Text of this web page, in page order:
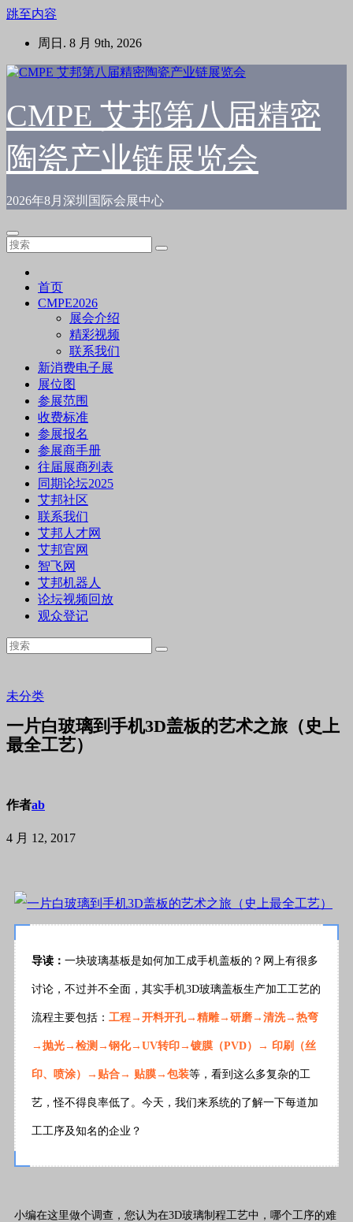
跳至内容
周日. 8 月 9th, 2026
CMPE 艾邦第八届精密
陶瓷产业链展览会
2026年8月深圳国际会展中心
首页
CMPE2026
展会介绍
精彩视频
联系我们
新消费电子展
展位图
参展范围
收费标准
参展报名
参展商手册
往届展商列表
同期论坛2025
艾邦社区
联系我们
艾邦人才网
艾邦官网
智飞网
艾邦机器人
论坛视频回放
观众登记
未分类
一片白玻璃到手机3D盖板的艺术之旅（史上
最全工艺）
作者ab
4 月 12, 2017
导读： 一块玻璃基板是如何加工成手机盖板的？网上有很多
讨论，不过并不全面，其实手机3D玻璃盖板生产加工工艺的
流程主要包括： 工程→开料开孔→精雕→研磨→清洗→热弯
→抛光→检测→钢化→UV转印→镀膜（PVD） → 印刷（丝
印、喷涂）→贴合→ 贴膜→包装等，看到这么多复杂的工
艺，怪不得良率低了。今天，我们来系统的了解一下每道加
工工序及知名的企业？
小编在这里做个调查，您认为在3D玻璃制程工艺中，哪个工序的难